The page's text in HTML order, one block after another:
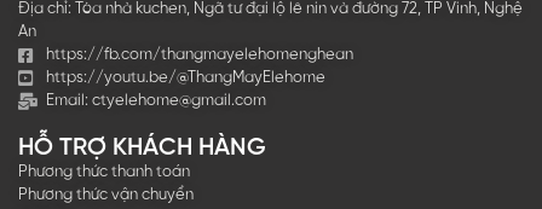
Địa chỉ: Tòa nhà kuchen, Ngã tư đại lộ lê nin và đường 72, TP Vinh, Nghệ
An
https://fb.com/thangmayelehomenghean
https://youtu.be/@ThangMayElehome
Email: ctyelehome@gmail.com
HỖ TRỢ KHÁCH HÀNG
Phương thức thanh toán
Phương thức vận chuyển